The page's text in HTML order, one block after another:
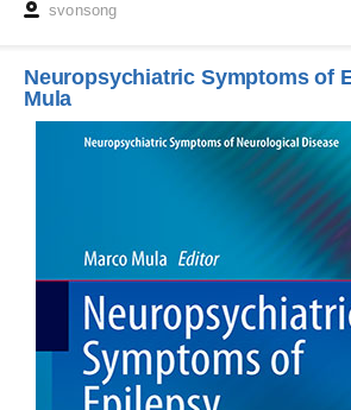
svonsong
Neuropsychiatric Symptoms of
Mula